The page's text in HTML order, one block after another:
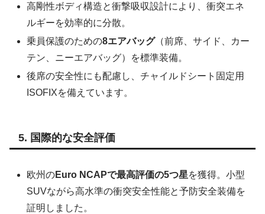
高剛性ボディ構造と衝撃吸収設計により、衝突エネ
ルギーを効率的に分散。
乗員保護のための8エアバッグ（前席、サイド、カー
テン、ニーエアバッグ）を標準装備。
後席の安全性にも配慮し、チャイルドシート固定用
ISOFIXを備えています。
5. 国際的な安全評価
欧州のEuro NCAPで最高評価の5つ星を獲得。小型
SUVながら高水準の衝突安全性能と予防安全装備を
証明しました。